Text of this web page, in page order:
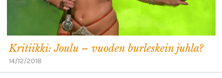
Kritiikki: Joulu – vuoden burleskein juhla?
14/12/2018